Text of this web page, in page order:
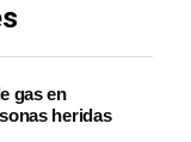
gas en
heridas